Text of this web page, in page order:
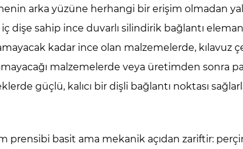
arka yüzüne herhangi bir erişim olmadan
iç dişe sahip ince duvarlı silindirik bağlantı
kadar ince olan malzemelerde,
malzemelerde veya üretimden sonra
güçlü, kalıcı bir dişli bağlantı noktası
prensibi basit ama mekanik açıdan zariftir: